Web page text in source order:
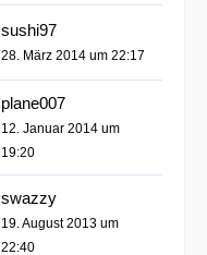
sushi97
28. März 2014 um 22:17
plane007
12. Januar 2014 um
19:20
swazzy
19. August 2013 um
22:40